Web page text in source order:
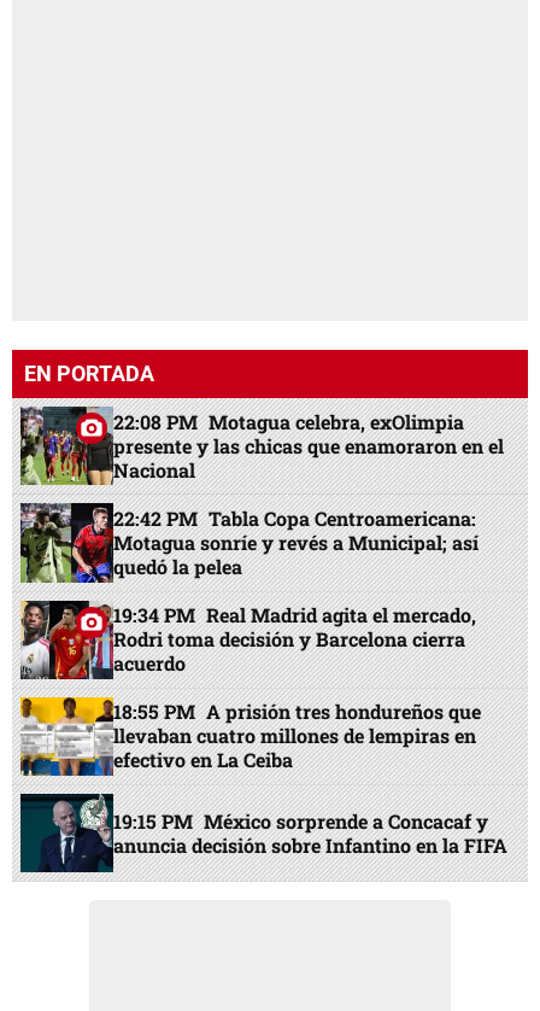
EN PORTADA
22:08 PM Motagua celebra, exOlimpia
presente y las chicas que enamoraron en el
Nacional
22:42 PM Tabla Copa Centroamericana:
Motagua sonríe y revés a Municipal; así
quedó la pelea
19:34 PM Real Madrid agita el mercado,
Rodri toma decisión y Barcelona cierra
acuerdo
18:55 PM A prisión tres hondureños que
llevaban cuatro millones de lempiras en
efectivo en La Ceiba
19:15 PM México sorprende a Concacaf y
anuncia decisión sobre Infantino en la FIFA